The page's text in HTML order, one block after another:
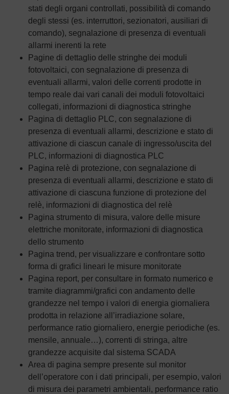
stati degli organi controllati, possibilità di comando
degli stessi (es. interruttori, sezionatori, ausiliari di
comando), segnalazione di presenza di eventuali
allarmi inerenti la rete
Pagine di dettaglio delle stringhe dei moduli
fotovoltaici, con segnalazione di presenza di
eventuali allarmi, valori delle correnti prodotte in
tempo reale dai vari canali dei moduli fotovoltaici
collegati, informazioni di diagnostica stringhe
Pagina di dettaglio PLC, con segnalazione di
presenza di eventuali allarmi, descrizione e stato di
attivazione di ciascun canale di ingresso/uscita del
PLC, informazioni di diagnostica PLC
Pagina relè di protezione, con segnalazione di
presenza di eventuali allarmi, descrizione e stato di
attivazione di ciascuna funzione di protezione del
relè, informazioni di diagnostica del relè
Pagina strumento di misura, valore delle misure
elettriche monitorate, informazioni di diagnostica
dello strumento
Pagina trend, per visualizzare e confrontare sotto
forma di grafici lineari le misure monitorate
Pagina report, per consultare in formato numerico e
tramite diagrammi/grafici con andamento delle
grandezze nel tempo i valori di energia giornaliera
prodotta in relazione all’irradiazione solare,
performance ratio giornaliero, energie periodiche (es.
mensile, annuale…), correnti di stringa, altre
grandezze acquisite dal sistema SCADA
Area di pagina sempre presente sul monitor
dell’operatore con i dati principali, per esempio, valori
di misura dei parametri ambientali, performance ratio